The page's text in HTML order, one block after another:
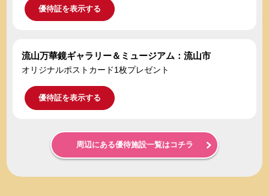
優待証を表示する
流山万華鏡ギャラリー＆ミュージアム：流山市
オリジナルポストカード1枚プレゼント
優待証を表示する
周辺にある優待施設一覧はコチラ